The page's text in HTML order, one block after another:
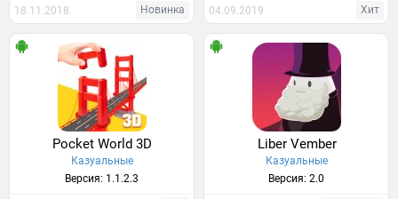
18.11.2018 Новинка 04.09.2019 Хит
Pocket World 3D
Казуальные
Версия: 1.1.2.3
Liber Vember
Казуальные
Версия: 2.0